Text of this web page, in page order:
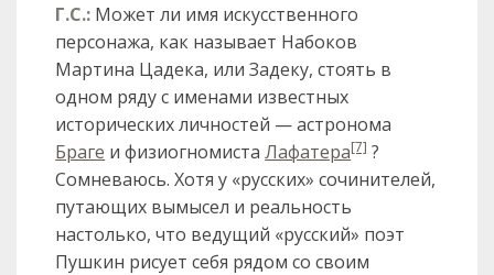
Г.С.: Может ли имя искусственного
персонажа, как называет Набоков
Мартина Цадека, или Задеку, стоять в
одном ряду с именами известных
исторических личностей — астронома
Браге и физиогномистаЛафатера[7]?
Сомневаюсь. Хотя у «русских» сочинителей,
путающих вымысел и реальность
настолько, что ведущий «русский» поэт
Пушкин рисует себя рядом со своим